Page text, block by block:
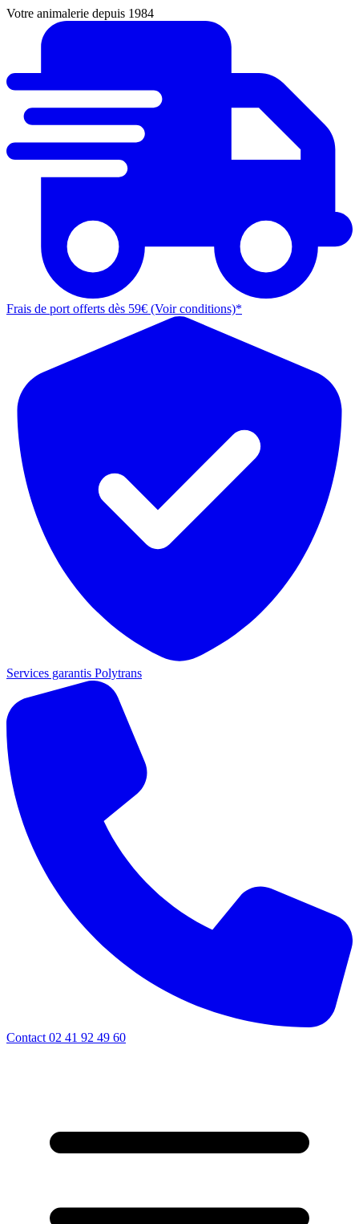
Votre animalerie depuis 1984
Frais de port offerts dès 59€ (Voir conditions)*
Services garantis Polytrans
Contact 02 41 92 49 60